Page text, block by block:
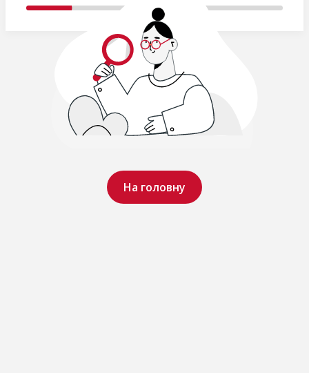
На головну